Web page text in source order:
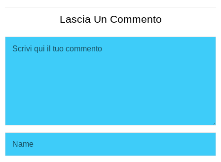
Lascia Un Commento